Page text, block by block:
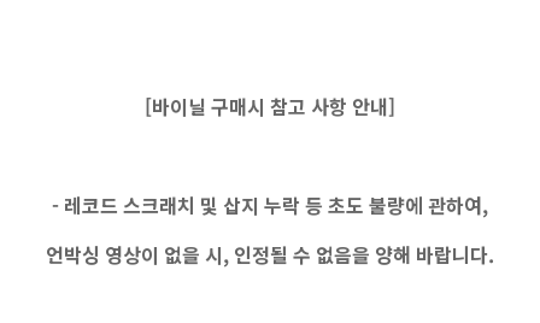
[바이닐 구매시 참고 사항 안내]
- 레코드 스크래치 및 삽지 누락 등 초도 불량에 관하여,
언박싱 영상이 없을 시, 인정될 수 없음을 양해 바랍니다.